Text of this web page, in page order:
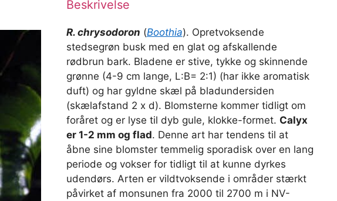
Beskrivelse
R. chrysodoron (Boothia). Opretvoksende
stedsegrøn busk med en glat og afskallende
rødbrun bark. Bladene er stive, tykke og skinnende
grønne (4-9 cm lange, L:B= 2:1) (har ikke aromatisk
duft) og har gyldne skæl på bladundersiden
(skælafstand 2 x d). Blomsterne kommer tidligt om
foråret og er lyse til dyb gule, klokke-formet. Calyx
er 1-2 mm og flad. Denne art har tendens til at
åbne sine blomster temmelig sporadisk over en lang
periode og vokser for tidligt til at kunne dyrkes
udendørs. Arten er vildtvoksende i områder stærkt
påvirket af monsunen fra 2000 til 2700 m i NV-